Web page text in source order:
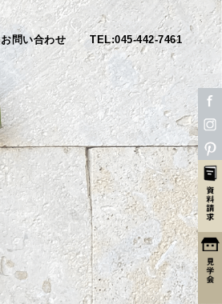
お問い合わせ TEL:045-442-7461